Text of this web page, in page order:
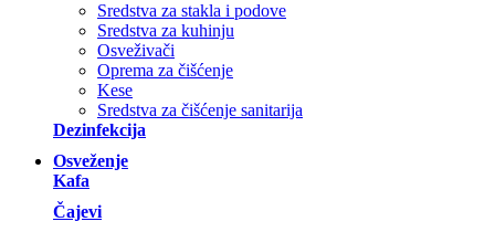
Sredstva za stakla i podove
Sredstva za kuhinju
Osveživači
Oprema za čišćenje
Kese
Sredstva za čišćenje sanitarija
Dezinfekcija
Osveženje
Kafa
Čajevi